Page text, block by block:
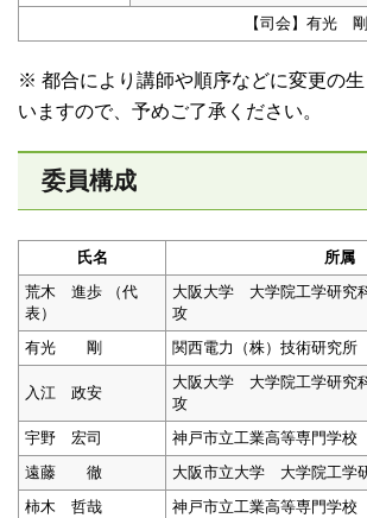
【司会】有光
※ 都合により講師や順序などに変更の
いますので、予めご了承ください。
委員構成
氏名
所属
荒木 進歩 （代
表）
大阪大学 大学院工学研究
攻
有光 剛
関西電力（株）技術研究
入江 政安
大阪大学 大学院工学研究
攻
宇野 宏司
神戸市立工業高等専門学
遠藤 徹
大阪市立大学 大学院工学
柿木 哲哉
神戸市立工業高等専門学